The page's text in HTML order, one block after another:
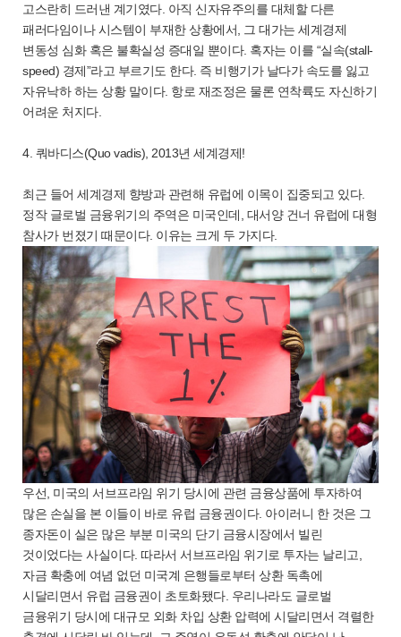
고스란히 드러낸 계기였다. 아직 신자유주의를 대체할 다른
패러다임이나 시스템이 부재한 상황에서, 그 대가는 세계경제
변동성 심화 혹은 불확실성 증대일 뿐이다. 혹자는 이를 “실속(stall-
speed) 경제”라고 부르기도 한다. 즉 비행기가 날다가 속도를 잃고
자유낙하 하는 상황 말이다. 항로 재조정은 물론 연착륙도 자신하기
어려운 처지다.
4. 쿼바디스(Quo vadis), 2013년 세계경제!
최근 들어 세계경제 향방과 관련해 유럽에 이목이 집중되고 있다.
정작 글로벌 금융위기의 주역은 미국인데, 대서양 건너 유럽에 대형
참사가 번졌기 때문이다. 이유는 크게 두 가지다.
우선, 미국의 서브프라임 위기 당시에 관련 금융상품에 투자하여
많은 손실을 본 이들이 바로 유럽 금융권이다. 아이러니 한 것은 그
종자돈이 실은 많은 부분 미국의 단기 금융시장에서 빌린
것이었다는 사실이다. 따라서 서브프라임 위기로 투자는 날리고,
자금 확충에 여념 없던 미국계 은행들로부터 상환 독촉에
시달리면서 유럽 금융권이 초토화됐다. 우리나라도 글로벌
금융위기 당시에 대규모 외화 차입 상환 압력에 시달리면서 격렬한